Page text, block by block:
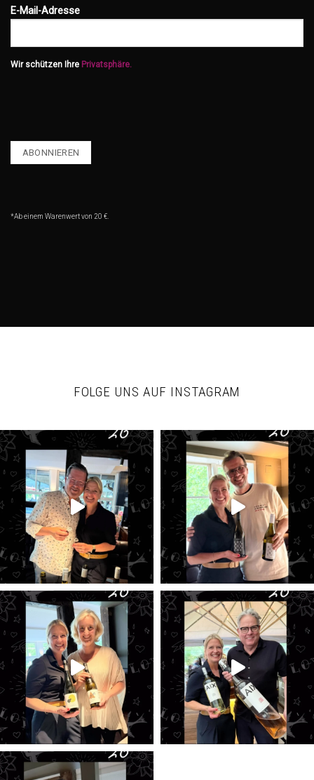
E-Mail-Adresse
Wir schützen Ihre Privatsphäre.
*Ab einem Warenwert von 20 €.
FOLGE UNS AUF INSTAGRAM